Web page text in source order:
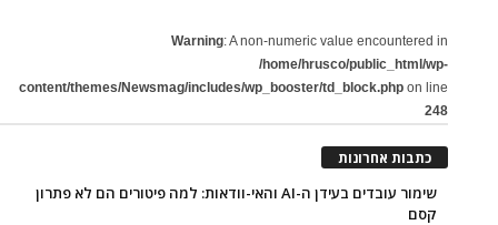
Warning: A non-numeric value encountered in
/home/hrusco/public_html/wp-
content/themes/Newsmag/includes/wp_booster/td_block.php on line
248
כתבות אחרונות
שימור עובדים בעידן ה-AI והאי-וודאות: למה פיטורים הם לא פתרון
קסם